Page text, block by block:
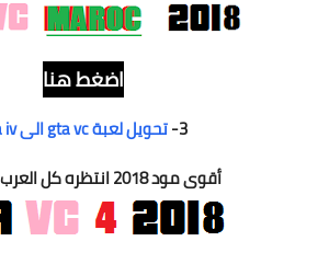
اضغط هنا
3- تحويل لعبة gta vc الى gta iv
أقوى مود 2018 انتظره كل العرب لسنوات